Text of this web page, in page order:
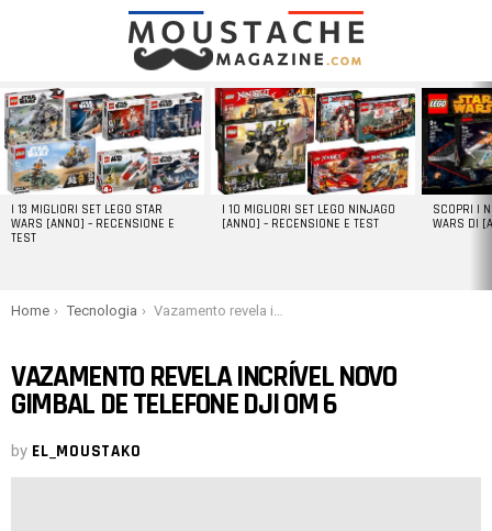
LATEST
STORIES
I 13 MIGLIORI SET LEGO STAR
WARS [ANNO] – RECENSIONE E
TEST
I 10 MIGLIORI SET LEGO NINJAGO
[ANNO] – RECENSIONE E TEST
SCOPRI I
WARS DI
You are here:
Home Tecnologia Vazamento revela incrível novo gimbal de telefone DJI OM 6
VAZAMENTO REVELA INCRÍVEL NOVO
GIMBAL DE TELEFONE DJI OM 6
by EL_MOUSTAKO